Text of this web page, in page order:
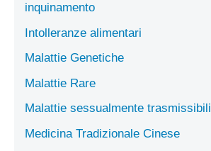
inquinamento
Intolleranze alimentari
Malattie Genetiche
Malattie Rare
Malattie sessualmente trasmissibili
Medicina Tradizionale Cinese